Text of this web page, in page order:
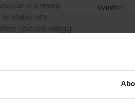
presepi
le elaborate
i piccoli villaggi
pausa
ancora in
atmosfera e il
concerti classici
Winter
115
food